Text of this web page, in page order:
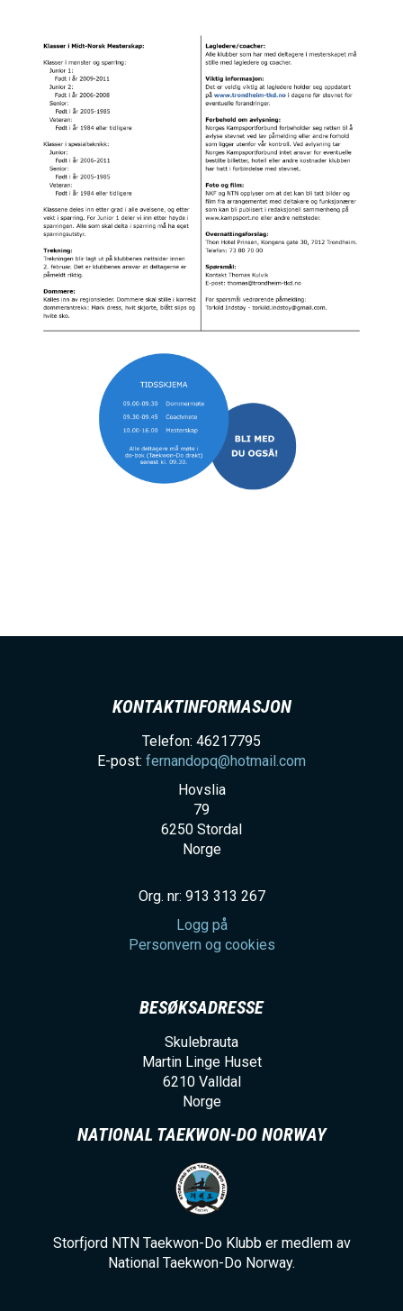
KONTAKTINFORMASJON
Telefon: 46217795
E-post: fernandopq@hotmail.com
Hovslia
79
6250 Stordal
Norge
Org. nr: 913 313 267
Logg på
Personvern og cookies
BESØKSADRESSE
Skulebrauta
Martin Linge Huset
6210 Valldal
Norge
NATIONAL TAEKWON-DO NORWAY
Storfjord NTN Taekwon-Do Klubb er medlem av
National Taekwon-Do Norway.